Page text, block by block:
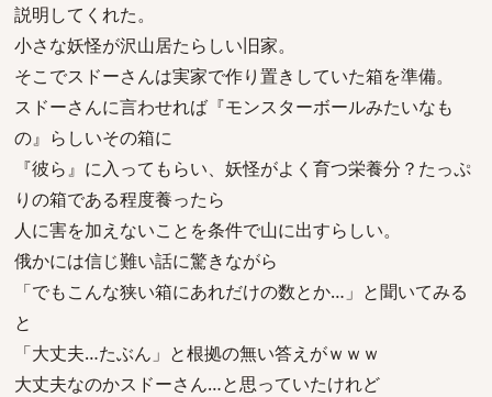
説明してくれた。
小さな妖怪が沢山居たらしい旧家。
そこでスドーさんは実家で作り置きしていた箱を準備。
スドーさんに言わせれば『モンスターボールみたいなも
の』らしいその箱に
『彼ら』に入ってもらい、妖怪がよく育つ栄養分？たっぷ
りの箱である程度養ったら
人に害を加えないことを条件で山に出すらしい。
俄かには信じ難い話に驚きながら
「でもこんな狭い箱にあれだけの数とか…」と聞いてみる
と
「大丈夫…たぶん」と根拠の無い答えがｗｗｗ
大丈夫なのかスドーさん…と思っていたけれど